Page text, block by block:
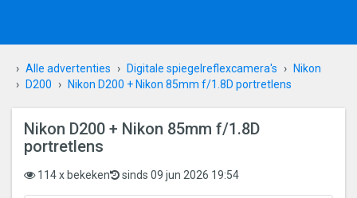
Alle advertenties Digitale spiegelreflexcamera's
Nikon
D200
Nikon D200 + Nikon 85mm f/1.8D portretlens
Nikon D200 + Nikon 85mm f/1.8D
portretlens
114 x bekeken sinds 09 jun 2026 19:54